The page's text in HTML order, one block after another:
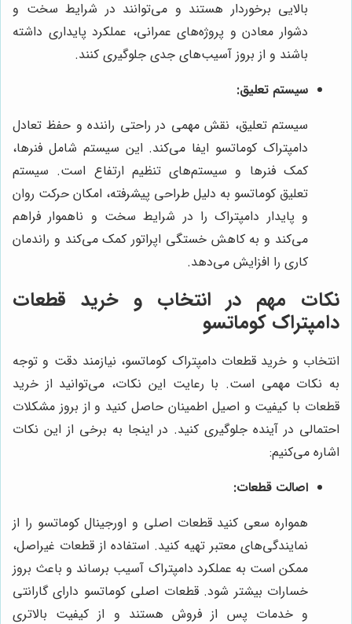
بالایی برخوردار هستند و می‌توانند در شرایط سخت و
دشوار معادن و پروژه‌های عمرانی، عملکرد پایداری داشته
باشند و از بروز آسیب‌های جدی جلوگیری کنند.
سیستم تعلیق:
سیستم تعلیق، نقش مهمی در راحتی راننده و حفظ تعادل
دامپتراک کوماتسو ایفا می‌کند. این سیستم شامل فنرها،
کمک فنرها و سیستم‌های تنظیم ارتفاع است. سیستم
تعلیق کوماتسو به دلیل طراحی پیشرفته، امکان حرکت روان
و پایدار دامپتراک را در شرایط سخت و ناهموار فراهم
می‌کند و به کاهش خستگی اپراتور کمک می‌کند و راندمان
کاری را افزایش می‌دهد.
نکات مهم در انتخاب و خرید قطعات
دامپتراک کوماتسو
انتخاب و خرید قطعات دامپتراک کوماتسو، نیازمند دقت و توجه
به نکات مهمی است. با رعایت این نکات، می‌توانید از خرید
قطعات با کیفیت و اصیل اطمینان حاصل کنید و از بروز مشکلات
احتمالی در آینده جلوگیری کنید. در اینجا به برخی از این نکات
اشاره می‌کنیم:
اصالت قطعات:
همواره سعی کنید قطعات اصلی و اورجینال کوماتسو را از
نمایندگی‌های معتبر تهیه کنید. استفاده از قطعات غیراصل،
ممکن است به عملکرد دامپتراک آسیب برساند و باعث بروز
خسارات بیشتر شود. قطعات اصلی کوماتسو دارای گارانتی
و خدمات پس از فروش هستند و از کیفیت بالاتری